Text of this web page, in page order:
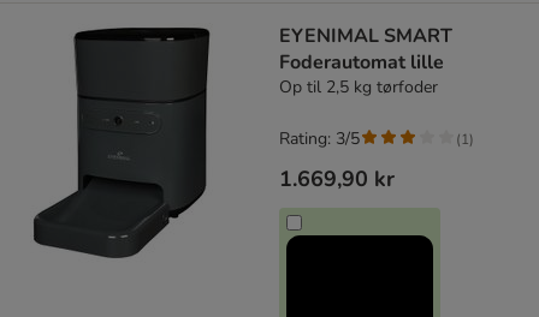
EYENIMAL SMART
Foderautomat lille
Op til 2,5 kg tørfoder
1.669,90 kr
Rating: 3/5 (1)